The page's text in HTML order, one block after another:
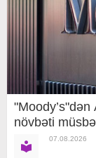
növbəti
07.08.2026